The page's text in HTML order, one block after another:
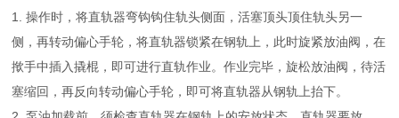
1. 操作时，将直轨器弯钩钩住轨头侧面，活塞顶头顶住轨头另一
侧，再转动偏心手轮，将直轨器锁紧在钢轨上，此时旋紧放油阀，在
揿手中插入撬棍，即可进行直轨作业。作业完毕，旋松放油阀，待活
塞缩回，再反向转动偏心手轮，即可将直轨器从钢轨上抬下。